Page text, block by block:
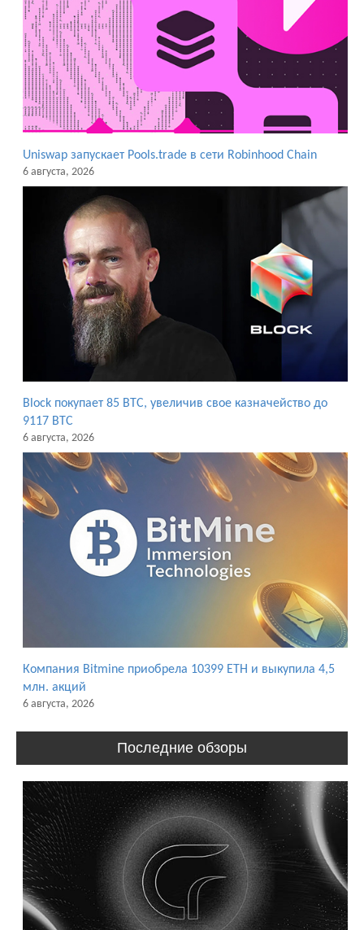
Uniswap запускает Pools.trade в сети Robinhood Chain
6 августа, 2026
Block покупает 85 BTC, увеличив свое казначейство до
9117 BTC
6 августа, 2026
Компания Bitmine приобрела 10399 ETH и выкупила 4,5
млн. акций
6 августа, 2026
Последние обзоры